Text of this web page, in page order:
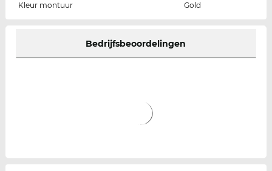
Kleur montuur
Gold
Bedrijfsbeoordelingen